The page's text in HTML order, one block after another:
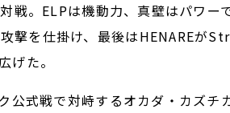
戦。ELPは機動力、真壁はパワー
撃を仕掛け、最後はHENAREが
げた。
式戦で対峙するオカダ・カズチ